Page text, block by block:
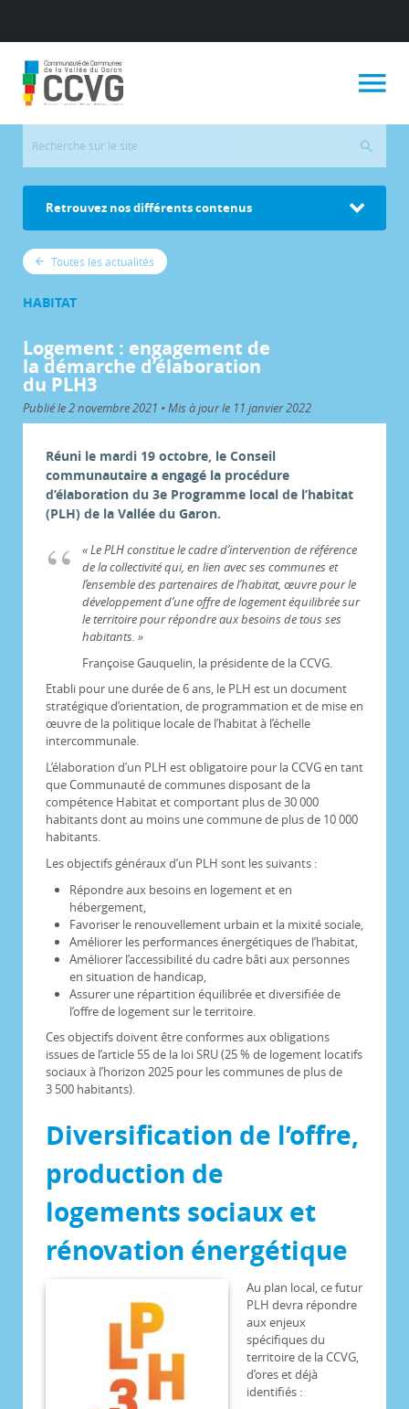
Retrouvez nos différents contenus
Toutes les actualités
HABITAT
Logement : engagement de
la démarche d’élaboration
du PLH3
Publié le 2 novembre 2021 • Mis à jour le 11 janvier 2022
Réuni le mardi 19 octobre, le Conseil
communautaire a engagé la procédure
d’élaboration du 3e Programme local de l’habitat
(PLH) de la Vallée du Garon.
« Le PLH constitue le cadre d’intervention de référence
de la collectivité qui, en lien avec ses communes et
l’ensemble des partenaires de l’habitat, œuvre pour le
développement d’une offre de logement équilibrée sur
le territoire pour répondre aux besoins de tous ses
habitants. »
Françoise Gauquelin, la présidente de la CCVG.
Etabli pour une durée de 6 ans, le PLH est un document
stratégique d’orientation, de programmation et de mise en
œuvre de la politique locale de l’habitat à l’échelle
intercommunale.
L’élaboration d’un PLH est obligatoire pour la CCVG en tant
que Communauté de communes disposant de la
compétence Habitat et comportant plus de 30 000
habitants dont au moins une commune de plus de 10 000
habitants.
Les objectifs généraux d’un PLH sont les suivants :
Répondre aux besoins en logement et en
hébergement,
Favoriser le renouvellement urbain et la mixité sociale,
Améliorer les performances énergétiques de l’habitat,
Améliorer l’accessibilité du cadre bâti aux personnes
en situation de handicap,
Assurer une répartition équilibrée et diversifiée de
l’offre de logement sur le territoire.
Ces objectifs doivent être conformes aux obligations
issues de l’article 55 de la loi SRU (25 % de logement locatifs
sociaux à l’horizon 2025 pour les communes de plus de
3 500 habitants).
Diversification de l’offre,
production de
logements sociaux et
rénovation énergétique
Au plan local, ce futur
PLH devra répondre
aux enjeux
spécifiques du
territoire de la CCVG,
d’ores et déjà
identifiés :